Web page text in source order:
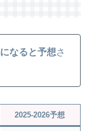
なると予想さ
2025-2026予想